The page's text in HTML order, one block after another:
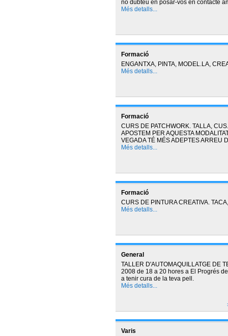
no dubteu en posar-vos en contacte
Més detalls...
Formació
ENGANTXA, PINTA, MODEL.LA,
Més detalls...
Formació
CURS DE PATCHWORK. TALLA,
APOSTEM PER AQUESTA
VEGADA TÉ MÉS ADEPTES ARREU
Més detalls...
Formació
CURS DE PINTURA CREATIVA.
Més detalls...
General
TALLER D'AUTOMAQUILLATGE DE
2008 de 18 a 20 hores a El Progrés
a tenir cura de la teva pell.
Més detalls...
Varis